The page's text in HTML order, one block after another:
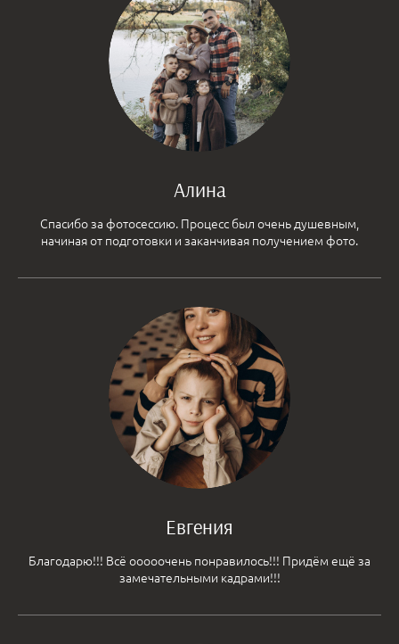
Алина
Спасибо за фотосессию. Процесс был очень душевным,
начиная от подготовки и заканчивая получением фото.
Евгения
Благодарю!!! Всё ооооочень понравилось!!! Придём ещё за
замечательными кадрами!!!